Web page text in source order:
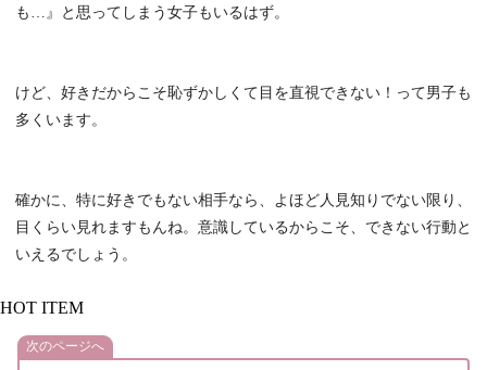
も…』と思ってしまう女子もいるはず。
けど、好きだからこそ恥ずかしくて目を直視できない！って男子も
多くいます。
確かに、特に好きでもない相手なら、よほど人見知りでない限り、
目くらい見れますもんね。意識しているからこそ、できない行動と
いえるでしょう。
HOT ITEM
次のページへ